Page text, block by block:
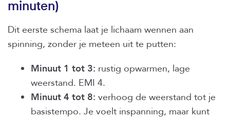
minuten)
Dit eerste schema laat je lichaam wennen aan
spinning, zonder je meteen uit te putten:
Minuut 1 tot 3: rustig opwarmen, lage
weerstand. EMI 4.
Minuut 4 tot 8: verhoog de weerstand tot je
basistempo. Je voelt inspanning, maar kunt